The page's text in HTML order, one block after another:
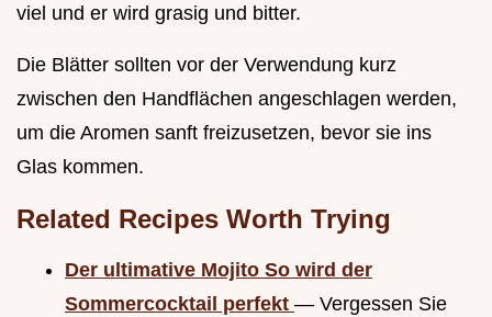
viel und er wird grasig und bitter.
Die Blätter sollten vor der Verwendung kurz
zwischen den Handflächen angeschlagen werden,
um die Aromen sanft freizusetzen, bevor sie ins
Glas kommen.
Related Recipes Worth Trying
Der ultimative Mojito So wird der
Sommercocktail perfekt — Vergessen Sie